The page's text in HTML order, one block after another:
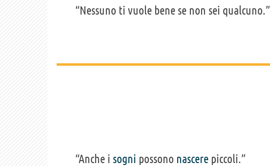
“Nessuno ti vuole bene se non sei qualcuno.”
“Anche i sogni possono nascere piccoli.”